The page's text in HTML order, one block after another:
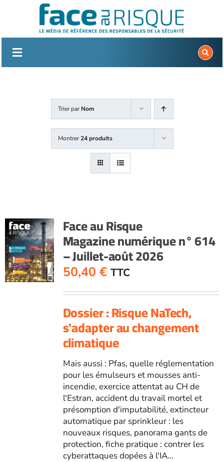
Trier parNom
Montrer24 produits
Face au Risque
Magazine numérique n° 614
– Juillet-août 2026
50,40 € TTC
Dossier : Risque NaTech,
s'adapter au changement
climatique
Mais aussi : Pfas, quelle réglementation
pour les émulseurs et mousses anti-
incendie, exercice attentat au CH de
l'Estran, accident du travail mortel et
présomption d'imputabilité, extincteur
automatique par sprinkleur : les
nouveaux risques, panorama gants de
protection, fiche pratique : contrer les
cyberattaques dopées à l'IA...